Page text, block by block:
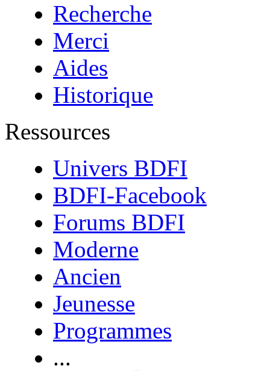
Recherche
Merci
Aides
Historique
Ressources
Univers BDFI
BDFI-Facebook
Forums BDFI
Moderne
Ancien
Jeunesse
Programmes
...